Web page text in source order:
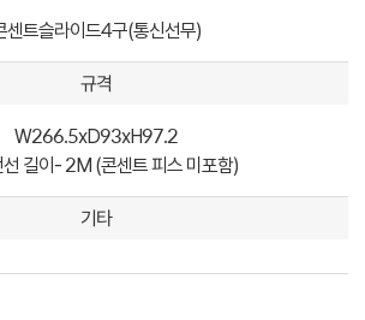
센트슬라이드4구(통신선무)
규격
W266.5xD93xH97.2
선 길이- 2M (콘센트 피스 미포함)
기타